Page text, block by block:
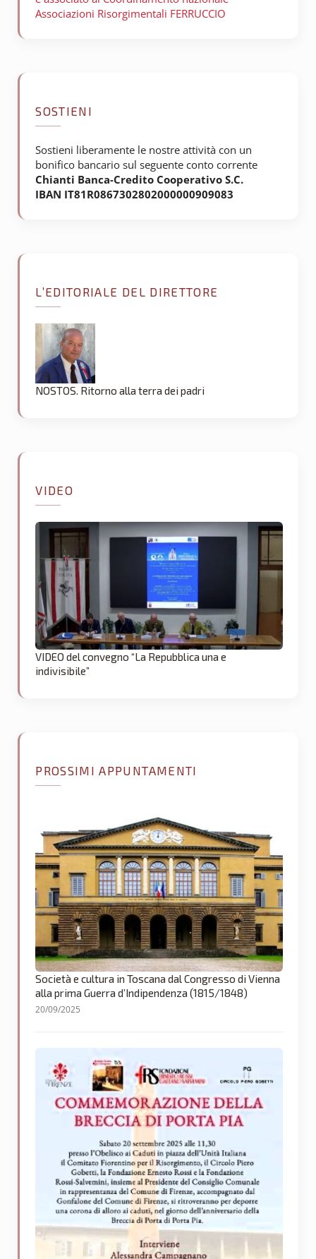
Associazioni Risorgimentali FERRUCCIO
SOSTIENI
Sostieni liberamente le nostre attività con un
bonifico bancario sul seguente conto corrente
Chianti Banca-Credito Cooperativo S.C.
IBAN IT81R0867302802000000909083
L’EDITORIALE DEL DIRETTORE
NOSTOS. Ritorno alla terra dei padri
VIDEO
VIDEO del convegno “La Repubblica una e
indivisibile”
PROSSIMI APPUNTAMENTI
Società e cultura in Toscana dal Congresso di Vienna
alla prima Guerra d’Indipendenza (1815/1848)
20/09/2025